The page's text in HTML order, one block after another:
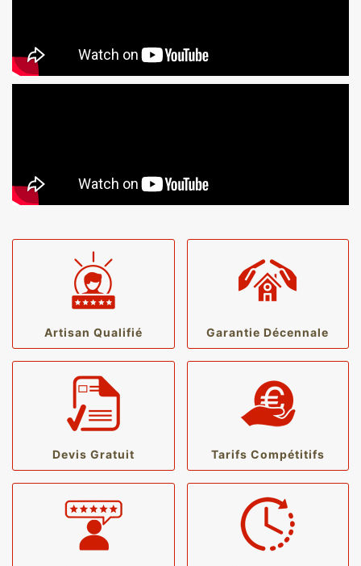
Artisan Qualifié Garantie Décennale
Devis Gratuit Tarifs Compétitifs